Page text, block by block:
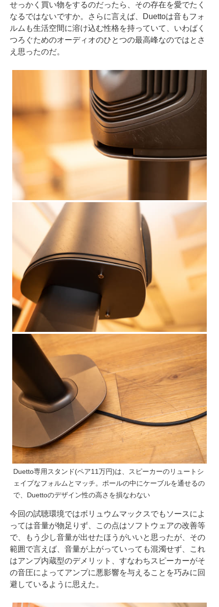
せっかく買い物をするのだったら、その存在を愛でたく
なるではないですか。さらに言えば、Duettoは音もフォ
ルムも生活空間に溶け込む性格を持っていて、いわばく
つろぐためのオーディオのひとつの最高峰なのではとさ
え思ったのだ。
Duetto専用スタンド(ペア11万円)は、スピーカーのリュートシ
ェイプなフォルムとマッチ。ポールの中にケーブルを通せるの
で、Duettoのデザイン性の高さを損なわない
今回の試聴環境ではボリュウムマックスでもソースによ
っては音量が物足りず、この点はソフトウェアの改善等
で、もう少し音量が出せたほうがいいと思ったが、その
範囲で言えば、音量が上がっていっても混濁せず、これ
はアンプ内蔵型のデメリット、すなわちスピーカーがそ
の音圧によってアンプに悪影響を与えることを巧みに回
避しているように思えた。